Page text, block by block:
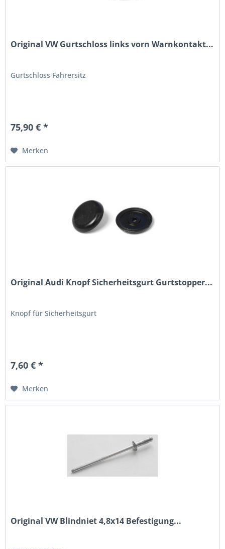
Original VW Gurtschloss links vorn Warnkontakt...
Gurtschloss Fahrersitz
75,90 € *
Merken
Original Audi Knopf Sicherheitsgurt Gurtstopper...
Knopf für Sicherheitsgurt
7,60 € *
Merken
Original VW Blindniet 4,8x14 Befestigung...